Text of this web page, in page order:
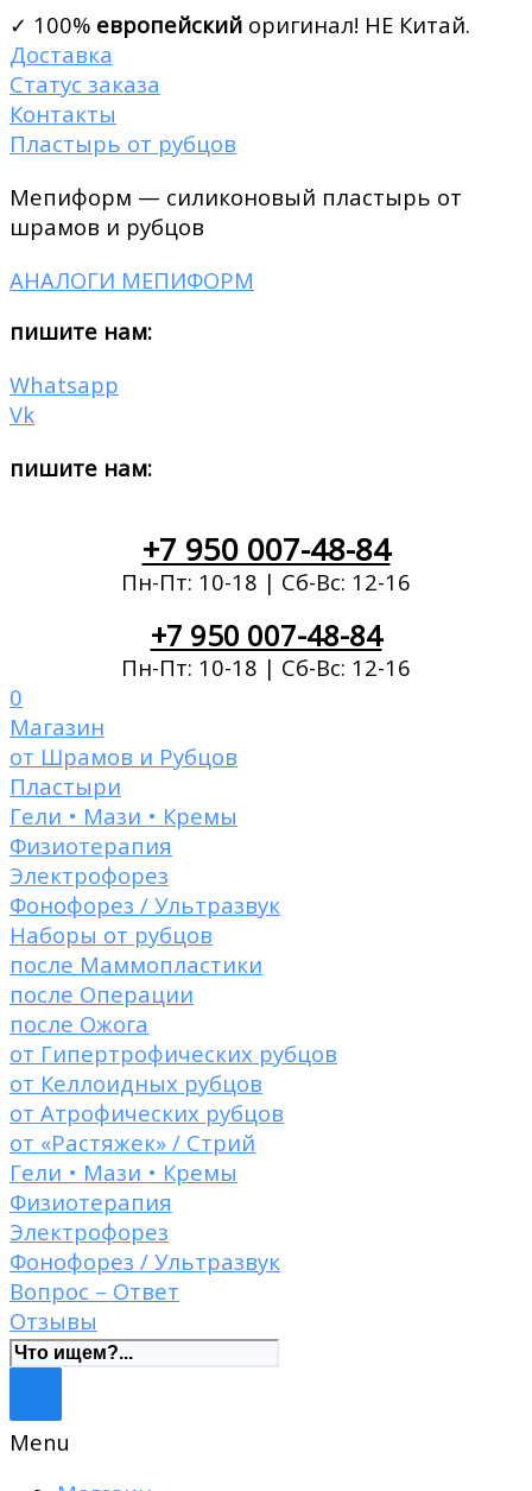
✓ 100% европейский оригинал! НЕ Китай.
Доставка
Статус заказа
Контакты
Пластырь от рубцов
Мепиформ — силиконовый пластырь от
шрамов и рубцов
АНАЛОГИ МЕПИФОРМ
пишите нам:
Whatsapp
Vk
пишите нам:
+7 950 007-48-84
Пн-Пт: 10-18 | Сб-Вс: 12-16
+7 950 007-48-84
Пн-Пт: 10-18 | Сб-Вс: 12-16
0
Магазин
от Шрамов и Рубцов
Пластыри
Гели • Мази • Кремы
Физиотерапия
Электрофорез
Фонофорез / Ультразвук
Наборы от рубцов
после Маммопластики
после Операции
после Ожога
от Гипертрофических рубцов
от Келлоидных рубцов
от Атрофических рубцов
от «Растяжек» / Стрий
Гели • Мази • Кремы
Физиотерапия
Электрофорез
Фонофорез / Ультразвук
Вопрос – Ответ
Отзывы
Menu